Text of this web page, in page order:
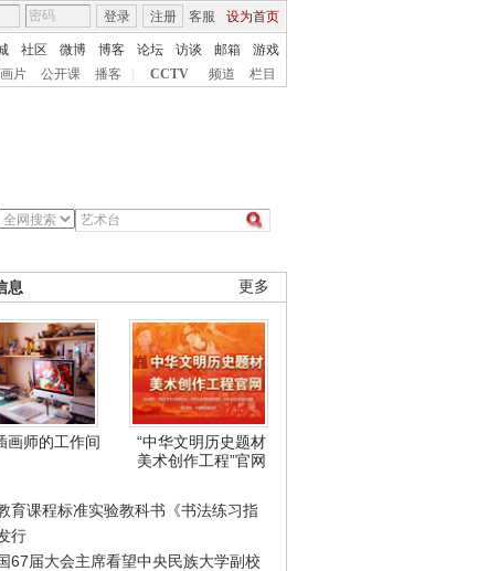
客服 设为首页
登录 注册
社区 微博 博客 论坛 访谈 邮箱
游戏
片 公开课 播客 CCTV 频道 栏目
更多
息
画师的工作间
“中华文明历史题材
美术创作工程”官网
育课程标准实验教科书《书法练习指
行
67届大会主席看望中央民族大学副校